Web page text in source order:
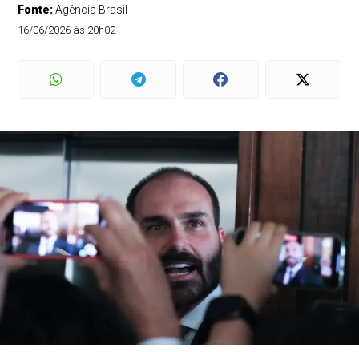
Fonte:Agência Brasil
16/06/2026 às 20h02